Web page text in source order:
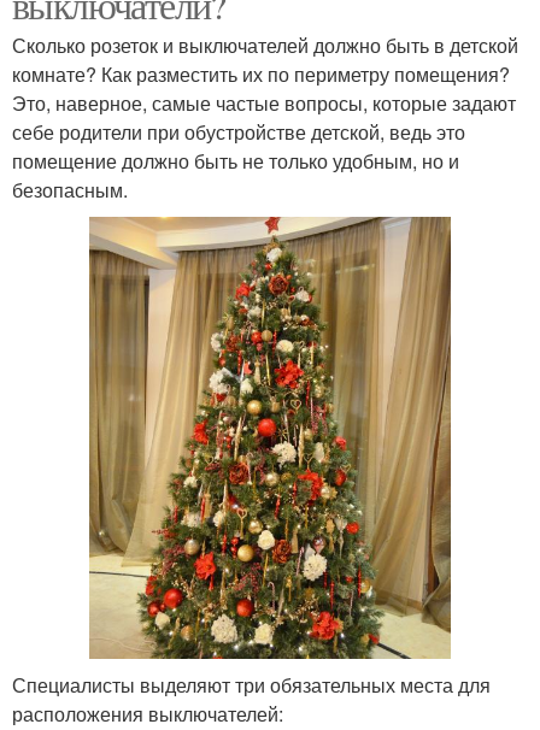
Сколько розеток и выключателей должно быть в детской
комнате? Как разместить их по периметру помещения?
Это, наверное, самые частые вопросы, которые задают
себе родители при обустройстве детской, ведь это
помещение должно быть не только удобным, но и
безопасным.
Специалисты выделяют три обязательных места для
расположения выключателей: